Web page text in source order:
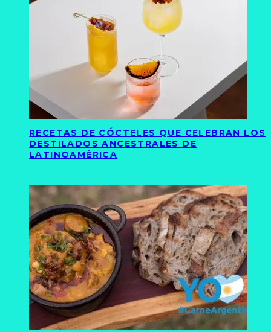
RECETAS DE CÓCTELES QUE CELEBRAN LOS
DESTILADOS ANCESTRALES DE
LATINOAMÉRICA